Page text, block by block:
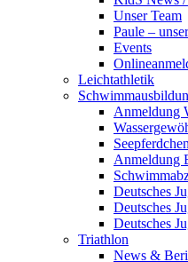
Unser Team
Paule –
Events
Leichtathletik
Anmeldung
Anmeldung
Deutsches
Deutsches
Deutsches
Triathlon
News &